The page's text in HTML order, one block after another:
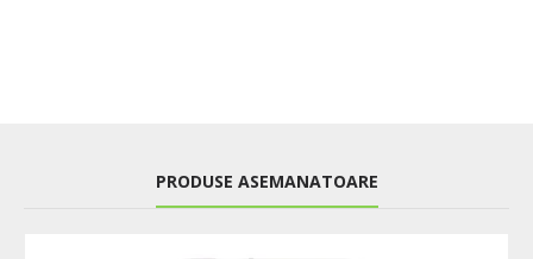
PRODUSE ASEMANATOARE